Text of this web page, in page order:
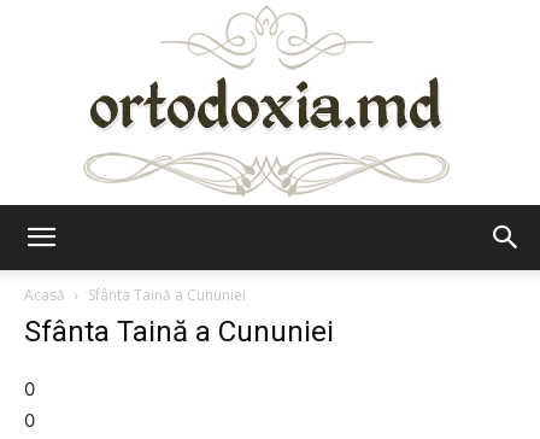
Acasă
Sfânta Taină a Cununiei
Sfânta Taină a Cununiei
0
0